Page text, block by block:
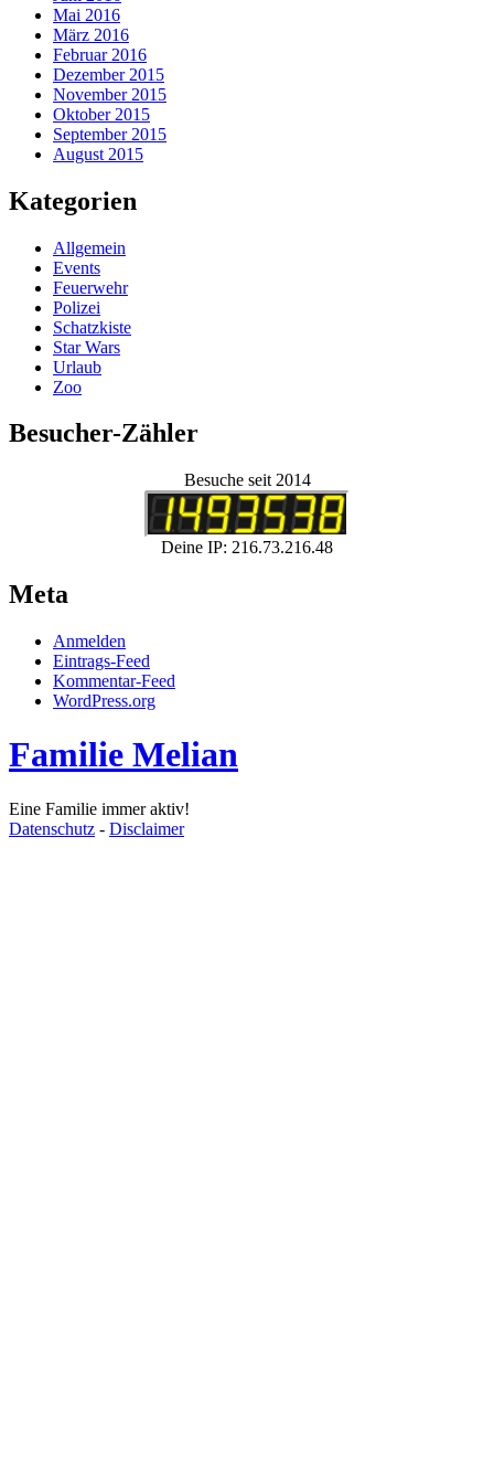
Mai 2016
März 2016
Februar 2016
Dezember 2015
November 2015
Oktober 2015
September 2015
August 2015
Kategorien
Allgemein
Events
Feuerwehr
Polizei
Schatzkiste
Star Wars
Urlaub
Zoo
Besucher-Zähler
Besuche seit 2014
Deine IP: 216.73.216.48
Meta
Anmelden
Eintrags-Feed
Kommentar-Feed
WordPress.org
Familie Melian
Eine Familie immer aktiv!
Datenschutz - Disclaimer